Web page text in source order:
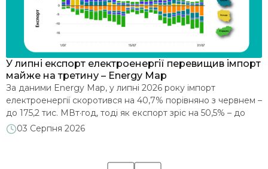
У липні експорт електроенергії перевищив імпорт
майже на третину – Energy Map
За даними Energy Map, у липні 2026 року імпорт
електроенергії скоротився на 40,7% порівняно з червнем –
до 175,2 тис. МВт·год, тоді як експорт зріс на 50,5% – до
232,5 тис. МВт·год. У підсумку в липні, вперше за останні 10
03 Серпня 2026